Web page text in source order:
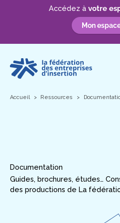
Accédez à votre
Mon
contenu
Accueil Ressources
Documentation
Guides, brochures, études…
des productions de La